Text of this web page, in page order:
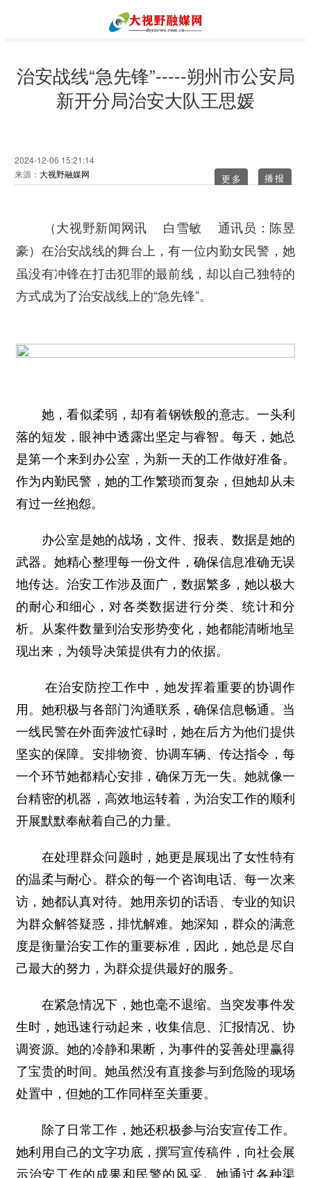
治安战线“急先锋”-----朔州市公安局
新开分局治安大队王思媛
2024-12-06 15:21:14
来源： 大视野融媒网 更多
（大视野新闻网讯 白雪敏 通讯员：陈昱
豪） 在治安战线的舞台上，有一位内勤女民警，她
虽没有冲锋在打击犯罪的最前线，却以自己独特的
方式成为了治安战线上的“急先锋”。
她，看似柔弱，却有着钢铁般的意志。一头利
落的短发，眼神中透露出坚定与睿智。每天，她总
是第一个来到办公室，为新一天的工作做好准备。
作为内勤民警，她的工作繁琐而复杂，但她却从未
有过一丝抱怨。
办公室是她的战场，文件、报表、数据是她的
武器。她精心整理每一份文件，确保信息准确无误
地传达。治安工作涉及面广，数据繁多，她以极大
的耐心和细心，对各类数据进行分类、统计和分
析。从案件数量到治安形势变化，她都能清晰地呈
现出来，为领导决策提供有力的依据。
在治安防控工作中，她发挥着重要的协调作
用。她积极与各部门沟通联系，确保信息畅通。当
一线民警在外面奔波忙碌时，她在后方为他们提供
坚实的保障。安排物资、协调车辆、传达指令，每
一个环节她都精心安排，确保万无一失。她就像一
台精密的机器，高效地运转着，为治安工作的顺利
开展默默奉献着自己的力量。
在处理群众问题时，她更是展现出了女性特有
的温柔与耐心。群众的每一个咨询电话、每一次来
访，她都认真对待。她用亲切的话语、专业的知识
为群众解答疑惑，排忧解难。她深知，群众的满意
度是衡量治安工作的重要标准，因此，她总是尽自
己最大的努力，为群众提供最好的服务。
在紧急情况下，她也毫不退缩。当突发事件发
生时，她迅速行动起来，收集信息、汇报情况、协
调资源。她的冷静和果断，为事件的妥善处理赢得
了宝贵的时间。她虽然没有直接参与到危险的现场
处置中，但她的工作同样至关重要。
除了日常工作，她还积极参与治安宣传工作。
她利用自己的文字功底，撰写宣传稿件，向社会展
示治安工作的成果和民警的风采。她通过各种渠